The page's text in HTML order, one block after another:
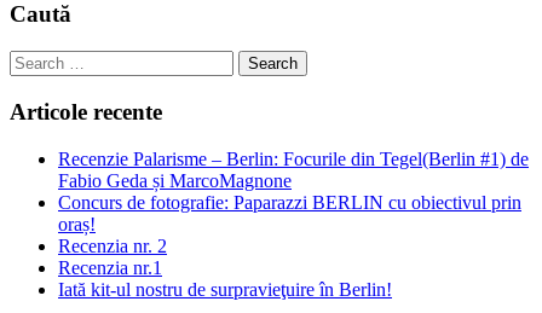
Caută
Articole recente
Recenzie Palarisme – Berlin: Focurile din Tegel(Berlin #1) de
Fabio Geda și MarcoMagnone
Concurs de fotografie: Paparazzi BERLIN cu obiectivul prin
oraș!
Recenzia nr. 2
Recenzia nr.1
Iată kit-ul nostru de surpravieţuire în Berlin!